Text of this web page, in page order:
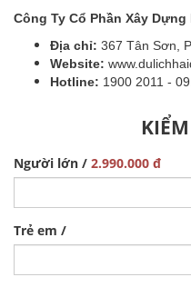
Công Ty Cổ Phần Xây
Địa chỉ: 367 Tân Sơn,
Website:
Hotline: 1900 2011 -
Người lớn / 2.990.000 đ
Trẻ em /